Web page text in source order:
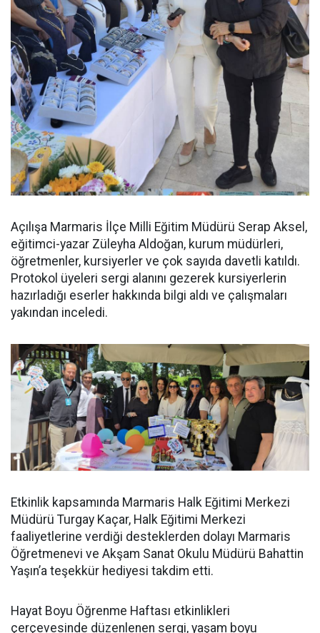
Açılışa Marmaris İlçe Milli Eğitim Müdürü Serap Aksel,
eğitimci-yazar Züleyha Aldoğan, kurum müdürleri,
öğretmenler, kursiyerler ve çok sayıda davetli katıldı.
Protokol üyeleri sergi alanını gezerek kursiyerlerin
hazırladığı eserler hakkında bilgi aldı ve çalışmaları
yakından inceledi.
Etkinlik kapsamında Marmaris Halk Eğitimi Merkezi
Müdürü Turgay Kaçar, Halk Eğitimi Merkezi
faaliyetlerine verdiği desteklerden dolayı Marmaris
Öğretmenevi ve Akşam Sanat Okulu Müdürü Bahattin
Yaşın’a teşekkür hediyesi takdim etti.
Hayat Boyu Öğrenme Haftası etkinlikleri
çerçevesinde düzenlenen sergi, yaşam boyu